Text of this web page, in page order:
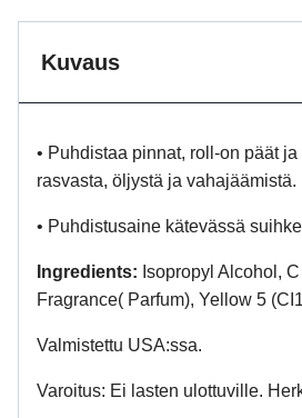
Kuvaus
• Puhdistaa pinnat, roll-on päät
rasvasta, öljystä ja vahajäämistä.
• Puhdistusaine kätevässä
Ingredients: Isopropyl Alcohol,
Fragrance( Parfum), Yellow 5
Valmistettu USA:ssa.
Varoitus: Ei lasten ulottuville.